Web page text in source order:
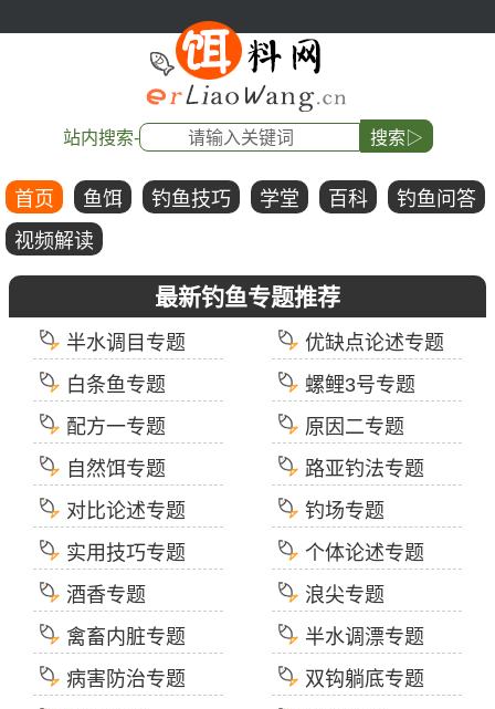
站内搜索- 搜索▷
首页 鱼饵 钓鱼技巧 学堂 百科
钓鱼问答
视频解读
最新钓鱼专题推荐
半水调目专题
优缺点论述专题
白条鱼专题
螺鲤3号专题
配方一专题
原因二专题
自然饵专题
路亚钓法专题
对比论述专题
钓场专题
实用技巧专题
个体论述专题
酒香专题
浪尖专题
禽畜内脏专题
半水调漂专题
病害防治专题
双钩躺底专题